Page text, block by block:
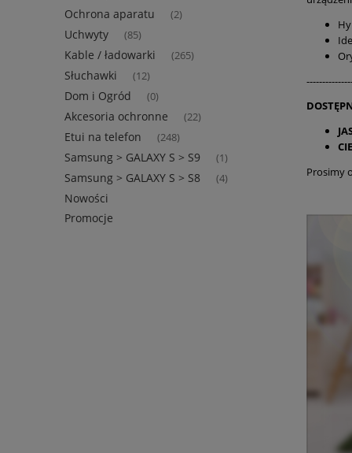
Ochrona aparatu (2)
Uchwyty (85)
Kable / ładowarki (265)
Słuchawki (12)
Dom i Ogród (0)
Akcesoria ochronne (22)
Etui na telefon (248)
Samsung > GALAXY S > S9 (1)
Samsung > GALAXY S > S8 (4)
Nowości
Promocje
Prosimy